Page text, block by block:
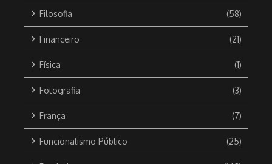
Filosofia (58)
Financeiro (21)
Física (1)
Fotografia (3)
França (7)
Funcionalismo Público (25)